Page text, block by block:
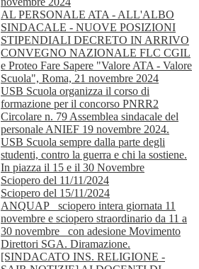
AL PERSONALE ATA - ALL'ALBO
SINDACALE - NUOVE POSIZIONI
STIPENDIALI DECRETO IN ARRIVO
CONVEGNO NAZIONALE FLC CGIL
e Proteo Fare Sapere "Valore ATA - Valore
Scuola", Roma, 21 novembre 2024
USB Scuola organizza il corso di
formazione per il concorso PNRR2
Circolare n. 79 Assemblea sindacale del
personale ANIEF 19 novembre 2024.
USB Scuola sempre dalla parte degli
studenti, contro la guerra e chi la sostiene.
In piazza il 15 e il 30 Novembre
Sciopero del 11/11/2024
Sciopero del 15/11/2024
ANQUAP_ sciopero intera giornata 11
novembre e sciopero straordinario da 11 a
30 novembre_ con adesione Movimento
Direttori SGA. Diramazione.
[SINDACATO INS. RELIGIONE -